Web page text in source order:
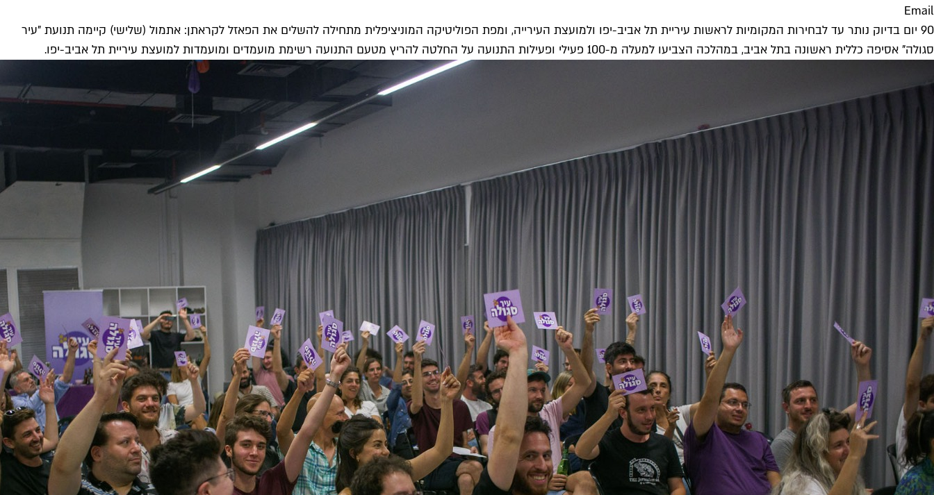
Email
90 יום בדיוק נותר עד לבחירות המקומיות לראשות עיריית תל אביב-יפו ולמועצת העירייה, ומפת הפוליטיקה המוניציפלית מתחילה להשלים את הפאזל לקראתן: אתמול (שלישי) קיימה תנועת "עיר
סגולה" אסיפה כללית ראשונה בתל אביב, במהלכה הצביעו למעלה מ-100 פעילי ופעילות התנועה על החלטה להריץ מטעם התנועה רשימת מועמדים ומועמדות למועצת עיריית תל אביב-יפו.